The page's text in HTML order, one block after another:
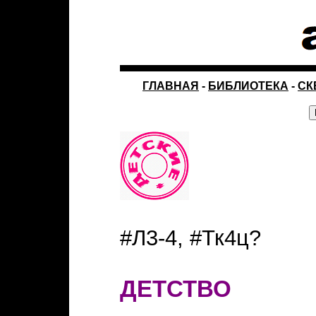
ГЛАВНАЯ - БИБЛИОТЕКА -
#Л3-4, #Тк4ц?
ДЕТСТВО